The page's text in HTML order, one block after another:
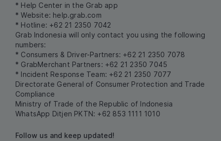
* Help Center in the Grab app
* Website: help.grab.com
* Hotline: +62 21 2350 7042
Grab Indonesia will only contact you using the following
numbers:
* Consumers & Driver-Partners: +62 21 2350 7078
* GrabMerchant Partners: +62 21 2350 7045
* Incident Response Team: +62 21 2350 7077
Directorate General of Consumer Protection and Trade
Compliance
Ministry of Trade of the Republic of Indonesia
WhatsApp Ditjen PKTN: +62 853 1111 1010
Follow us and keep updated!